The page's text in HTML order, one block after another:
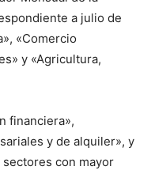
a julio de
«Comercio
y «Agricultura,
financiera»,
y de alquiler», y
sectores con mayor